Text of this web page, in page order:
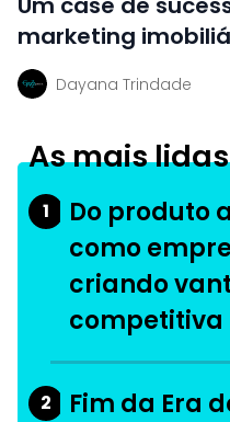
marketing
Dayana Trindade
As mais
1
Do produto
como
criando
competitiva
2
Fim da Era